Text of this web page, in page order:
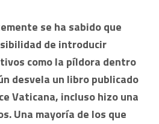
se ha sabido que
de introducir
como la píldora dentro
desvela un libro publicado
Vaticana, incluso hizo una
Una mayoría de los que